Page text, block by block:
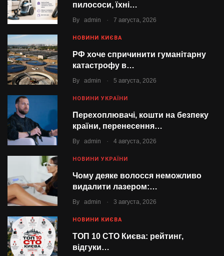
пилососи, їхні…
By admin . 7 августа, 2026
НОВИНИ КИЄВА
РФ хоче спричинити гуманітарну
катастрофу в…
By admin . 5 августа, 2026
НОВИНИ УКРАЇНИ
Перехоплювачі, кошти на безпеку
країни, перенесення…
By admin . 4 августа, 2026
НОВИНИ УКРАЇНИ
Чому деяке волосся неможливо
видалити лазером:…
By admin . 3 августа, 2026
НОВИНИ КИЄВА
ТОП 10 СТО Києва: рейтинг,
відгуки…